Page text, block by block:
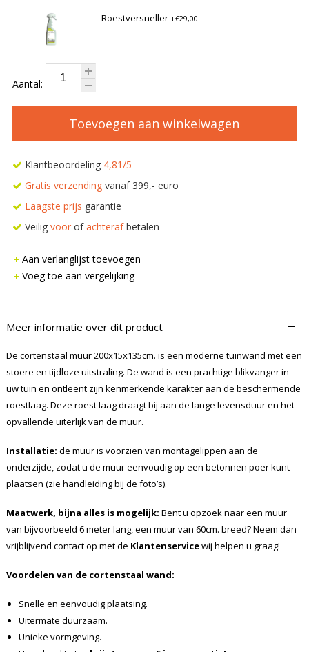
Roestversneller +€29,00
Aantal:
Toevoegen aan winkelwagen
Klantbeoordeling 4,81/5
Gratis verzendingvanaf 399,- euro
Laagste prijs garantie
Veilig voorofachterafbetalen
Aan verlanglijst toevoegen
Voeg toe aan vergelijking
Meer informatie over dit product –
De cortenstaal muur 200x15x135cm. is een moderne tuinwand met een
stoere en tijdloze uitstraling. De wand is een prachtige blikvanger in
uw tuin en ontleent zijn kenmerkende karakter aan de beschermende
roestlaag. Deze roest laag draagt bij aan de lange levensduur en het
opvallende uiterlijk van de muur.
Installatie: de muur is voorzien van montagelippen aan de
onderzijde, zodat u de muur eenvoudig op een betonnen poer kunt
plaatsen (zie handleiding bij de foto’s).
Maatwerk, bijna alles is mogelijk: Bent u opzoek naar een muur
van bijvoorbeeld 6 meter lang, een muur van 60cm. breed? Neem dan
vrijblijvend contact op met de Klantenservicewij helpen u graag!
Voordelen van de cortenstaal wand:
Snelle en eenvoudig plaatsing.
Uitermate duurzaam.
Unieke vormgeving.